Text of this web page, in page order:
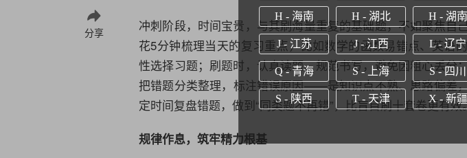
分享
冲刺阶段，时间宝贵，与其刷海量重复的基础题，不如聚焦自
花5分钟梳理当天的复习重点，比如数学的函数易错点、英语
性选择习题；刷题时，认真读题、规范书写，避免因粗心丢分
把错题分类整理，标注错误原因——是知识点不熟、思路偏差
定时间复盘错题，做到“同类题不再错”，比盲目刷十套卷更有效
规律作息，筑牢精力根基
H - 海南 H - 湖北 H - 湖南
J - 江苏 J - 江西 L - 辽宁
Q - 青海 S - 上海 S - 四川
S - 陕西 T - 天津 X - 新疆